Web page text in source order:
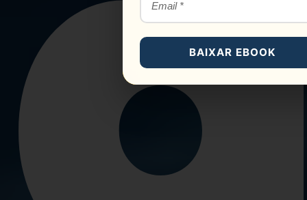
BAIXAR EBOOK